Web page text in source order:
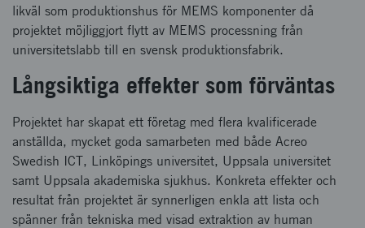
likväl som produktionshus för MEMS komponenter då
projektet möjliggjort flytt av MEMS processning från
universitetslabb till en svensk produktionsfabrik.
Långsiktiga effekter som förväntas
Projektet har skapat ett företag med flera kvalificerade
anställda, mycket goda samarbeten med både Acreo
Swedish ICT, Linköpings universitet, Uppsala universitet
samt Uppsala akademiska sjukhus. Konkreta effekter och
resultat från projektet är synnerligen enkla att lista och
spänner från tekniska med visad extraktion av human